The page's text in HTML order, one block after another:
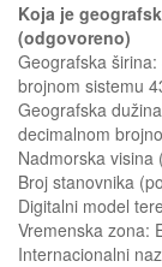
Koja je
(odgovoreno)
Geografska
brojnom sistemu
Geografska
decimalnom
Nadmorska visina
Broj stanovnika
Digitalni model
Vremenska zona:
Internacionalni